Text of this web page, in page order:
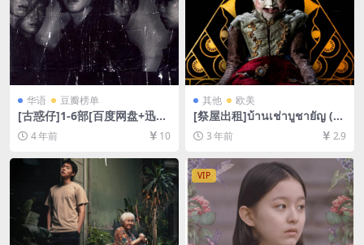
华语 豆瓣榜单
[古惑仔]1-6部[百度网盘+迅雷
云盘资源1080P超清未删减]
[MP4/35GB][粤语原声中文字
幕]
4 年前 10
其他 欧美
[祭屋出租]บ้านเช่าบูชายัญ (20
23)[百度网盘+迅雷云盘资源1
080P超清未删减][MP4/4GB]
[泰语中字]
3 年前 2.9
VIP